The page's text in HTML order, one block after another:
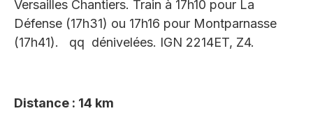
Versailles Chantiers. Train à 17h10 pour La
Défense (17h31) ou 17h16 pour Montparnasse
(17h41). qq dénivelées. IGN 2214ET, Z4.
Distance : 14 km